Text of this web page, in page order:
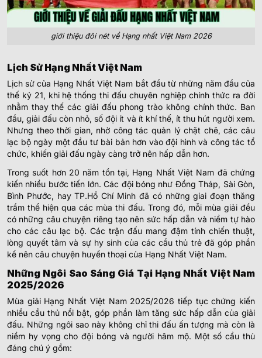
giới thiệu đôi nét về Hạng nhất Việt Nam 2026
Lịch Sử Hạng Nhất Việt Nam
Lịch sử của Hạng Nhất Việt Nam bắt đầu từ những năm đầu của
thế kỷ 21, khi hệ thống thi đấu chuyên nghiệp chính thức ra đời
nhằm thay thế các giải đấu phong trào không chính thức. Ban
đầu, giải đấu còn nhỏ, số đội ít và ít khí thế, ít thu hút người xem.
Nhưng theo thời gian, nhờ công tác quản lý chặt chẽ, các câu
lạc bộ ngày một đầu tư bài bản hơn vào đội hình và công tác tổ
chức, khiến giải đấu ngày càng trở nên hấp dẫn hơn.
Trong suốt hơn 20 năm tồn tại, Hạng Nhất Việt Nam đã chứng
kiến nhiều bước tiến lớn. Các đội bóng như Đồng Tháp, Sài Gòn,
Bình Phước, hay TP.Hồ Chí Minh đã có những giai đoạn thăng
trầm thể hiện qua các mùa thi đấu. Trong đó, mỗi mùa giải đều
có những câu chuyện riêng tạo nên sức hấp dẫn và niềm tự hào
cho các câu lạc bộ. Các trận đấu mang đậm tính chiến thuật,
lòng quyết tâm và sự hy sinh của các cầu thủ trẻ đã góp phần
kể nên câu chuyện huyền thoại của Hạng Nhất Việt Nam.
Những Ngôi Sao Sáng Giá Tại Hạng Nhất Việt Nam
2025/2026
Mùa giải Hạng Nhất Việt Nam 2025/2026 tiếp tục chứng kiến
nhiều cầu thủ nổi bật, góp phần làm tăng sức hấp dẫn của giải
đấu. Những ngôi sao này không chỉ thi đấu ấn tượng mà còn là
niềm hy vọng cho đội bóng và người hâm mộ. Một số cầu thủ
đáng chú ý gồm: